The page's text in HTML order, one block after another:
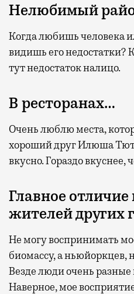
Нелюбимый
Когда любишь человека
видишь его недостатки?
тут недостаток налицо.
В ресторанах…
Очень люблю места,
хороший друг Илюша
вкусно. Гораздо вкуснее,
Главное
жителей других
Не могу воспринимать
биомассу, а ньюйоркцев,
Везде люди очень
Наверное, мое